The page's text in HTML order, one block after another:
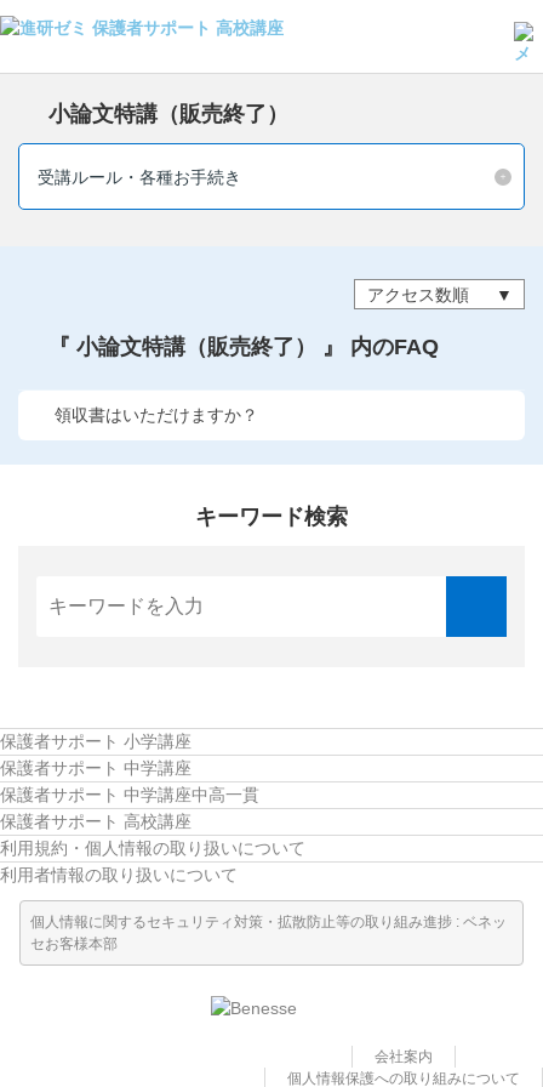
保護者サポート高校講座トップ
登録情報の変更・各種お手続き
お問い合わせ窓口
他の講座のよくある質問・手続きはこちら
進研ゼミ 小学講座
進研ゼミ 中学講座 中高一貫
進研ゼミ高校講座のご紹介はこちら
小論文特講（販売終了）
受講ルール・各種お手続き
アクセス数順
『 小論文特講（販売終了） 』 内のFAQ
領収書はいただけますか？
キーワード検索
保護者サポート 小学講座
保護者サポート 中学講座
保護者サポート 中学講座中高一貫
保護者サポート 高校講座
利用規約・個人情報の取り扱いについて
利用者情報の取り扱いについて
個人情報に関するセキュリティ対策・拡散防止等の取り組み進捗 : ベネッ
セお客様本部
会社案内
個人情報保護への取り組みについて